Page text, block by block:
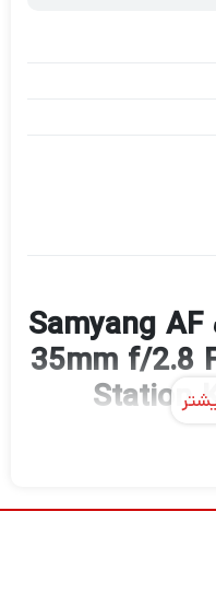
بررسی لنز سامیانگ Samyang AF
35mm f/2.8
Station